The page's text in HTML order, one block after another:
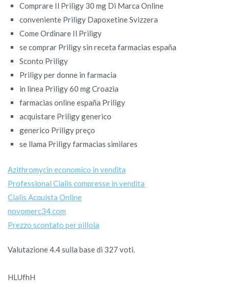
Comprare Il Priligy 30 mg Di Marca Online
conveniente Priligy Dapoxetine Svizzera
Come Ordinare Il Priligy
se comprar Priligy sin receta farmacias españa
Sconto Priligy
Priligy per donne in farmacia
in linea Priligy 60 mg Croazia
farmacias online españa Priligy
acquistare Priligy generico
generico Priligy preço
se llama Priligy farmacias similares
Azithromycin economico in vendita
Professional Cialis compresse in vendita
Cialis Acquista Online
novomerc34.com
Prezzo scontato per pillola
Valutazione4.4sulla base di 327 voti.
HLUfhH